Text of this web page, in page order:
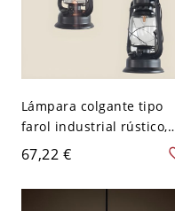
Lámpara colgante tipo
farol industrial rústico,
luminaria colgante
metálica vintage estilo
granja con pantalla de
67,22 €